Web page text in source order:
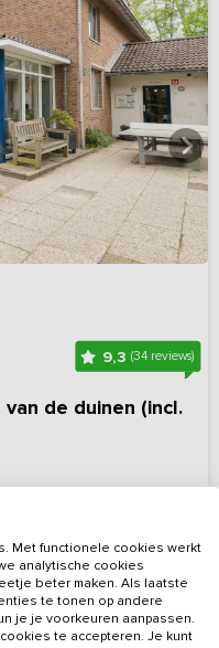
9,3(34 reviews)
de duinen (incl.
Bekijk details
Met functionele cookies werkt
analytische cookies
beter maken. Als laatste
te tonen op andere
je je voorkeuren aanpassen.
te accepteren. Je kunt